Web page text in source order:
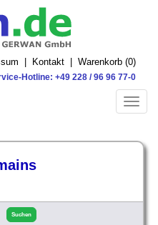
Kontakt Warenkorb (0)
Hotline: +49 228 / 96 96 77-0
Toggle